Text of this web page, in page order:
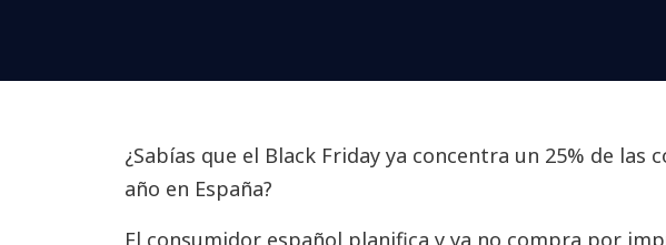
¿Sabías que el Black Friday ya concentra un 25% de las
año en España?
El consumidor español planifica y ya no compra por